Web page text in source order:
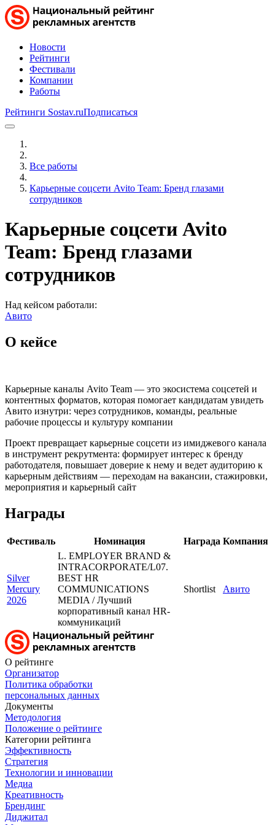
Новости
Рейтинги
Фестивали
Компании
Работы
Рейтинги Sostav.ruПодписаться
Все работы
Карьерные соцсети Avito Team: Бренд глазами
сотрудников
Карьерные соцсети Avito
Team: Бренд глазами
сотрудников
Над кейсом работали:
Авито
О кейсе
Карьерные каналы Avito Team — это экосистема соцсетей и
контентных форматов, которая помогает кандидатам увидеть
Авито изнутри: через сотрудников, команды, реальные
рабочие процессы и культуру компании
Проект превращает карьерные соцсети из имиджевого канала
в инструмент рекрутмента: формирует интерес к бренду
работодателя, повышает доверие к нему и ведет аудиторию к
карьерным действиям — переходам на вакансии, стажировки,
мероприятия и карьерный сайт
Награды
Фестиваль Номинация Награда Компания
Silver
Mercury
2026
L. EMPLOYER BRAND &
INTRACORPORATE/L07.
BEST HR
COMMUNICATIONS
MEDIA / Лучший
корпоративный канал HR-
коммуникаций
Shortlist Авито
О рейтинге
Организатор
Политика обработки
персональных данных
Документы
Методология
Положение о рейтинге
Категории рейтинга
Эффективность
Стратегия
Технологии и инновации
Медиа
Креативность
Брендинг
Диджитал